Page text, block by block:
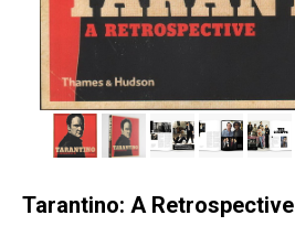
Tarantino: A Retrospective